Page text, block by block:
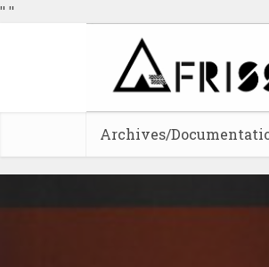
" "
Archives/